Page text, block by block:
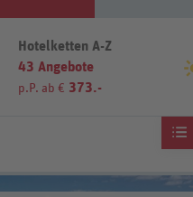
Hotelketten A-Z
43 Angebote
p.P. ab € 373.-